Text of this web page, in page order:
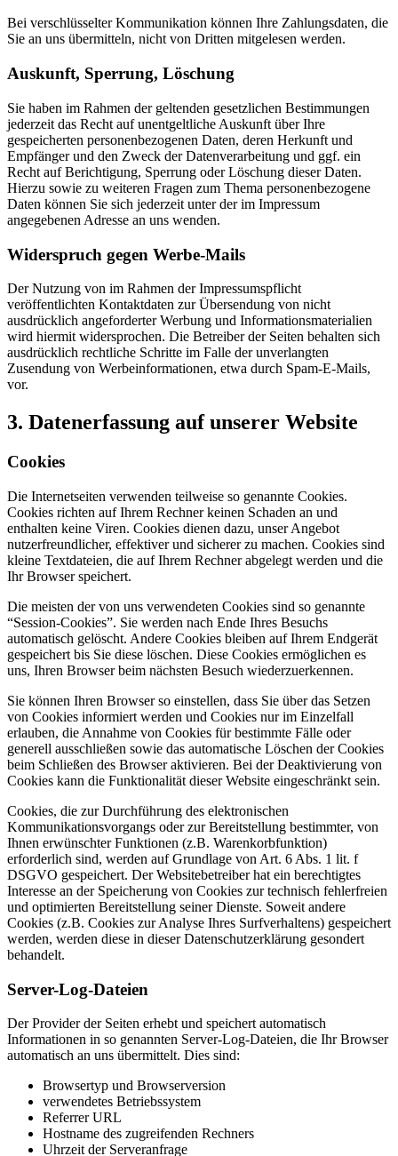
Bei verschlüsselter Kommunikation können Ihre Zahlungsdaten, die
Sie an uns übermitteln, nicht von Dritten mitgelesen werden.
Auskunft, Sperrung, Löschung
Sie haben im Rahmen der geltenden gesetzlichen Bestimmungen
jederzeit das Recht auf unentgeltliche Auskunft über Ihre
gespeicherten personenbezogenen Daten, deren Herkunft und
Empfänger und den Zweck der Datenverarbeitung und ggf. ein
Recht auf Berichtigung, Sperrung oder Löschung dieser Daten.
Hierzu sowie zu weiteren Fragen zum Thema personenbezogene
Daten können Sie sich jederzeit unter der im Impressum
angegebenen Adresse an uns wenden.
Widerspruch gegen Werbe-Mails
Der Nutzung von im Rahmen der Impressumspflicht
veröffentlichten Kontaktdaten zur Übersendung von nicht
ausdrücklich angeforderter Werbung und Informationsmaterialien
wird hiermit widersprochen. Die Betreiber der Seiten behalten sich
ausdrücklich rechtliche Schritte im Falle der unverlangten
Zusendung von Werbeinformationen, etwa durch Spam-E-Mails,
vor.
3. Datenerfassung auf unserer Website
Cookies
Die Internetseiten verwenden teilweise so genannte Cookies.
Cookies richten auf Ihrem Rechner keinen Schaden an und
enthalten keine Viren. Cookies dienen dazu, unser Angebot
nutzerfreundlicher, effektiver und sicherer zu machen. Cookies sind
kleine Textdateien, die auf Ihrem Rechner abgelegt werden und die
Ihr Browser speichert.
Die meisten der von uns verwendeten Cookies sind so genannte
“Session-Cookies”. Sie werden nach Ende Ihres Besuchs
automatisch gelöscht. Andere Cookies bleiben auf Ihrem Endgerät
gespeichert bis Sie diese löschen. Diese Cookies ermöglichen es
uns, Ihren Browser beim nächsten Besuch wiederzuerkennen.
Sie können Ihren Browser so einstellen, dass Sie über das Setzen
von Cookies informiert werden und Cookies nur im Einzelfall
erlauben, die Annahme von Cookies für bestimmte Fälle oder
generell ausschließen sowie das automatische Löschen der Cookies
beim Schließen des Browser aktivieren. Bei der Deaktivierung von
Cookies kann die Funktionalität dieser Website eingeschränkt sein.
Cookies, die zur Durchführung des elektronischen
Kommunikationsvorgangs oder zur Bereitstellung bestimmter, von
Ihnen erwünschter Funktionen (z.B. Warenkorbfunktion)
erforderlich sind, werden auf Grundlage von Art. 6 Abs. 1 lit. f
DSGVO gespeichert. Der Websitebetreiber hat ein berechtigtes
Interesse an der Speicherung von Cookies zur technisch fehlerfreien
und optimierten Bereitstellung seiner Dienste. Soweit andere
Cookies (z.B. Cookies zur Analyse Ihres Surfverhaltens) gespeichert
werden, werden diese in dieser Datenschutzerklärung gesondert
behandelt.
Server-Log-Dateien
Der Provider der Seiten erhebt und speichert automatisch
Informationen in so genannten Server-Log-Dateien, die Ihr Browser
automatisch an uns übermittelt. Dies sind:
Browsertyp und Browserversion
verwendetes Betriebssystem
Referrer URL
Hostname des zugreifenden Rechners
Uhrzeit der Serveranfrage